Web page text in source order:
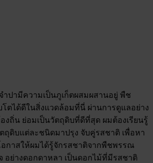
ำปามีความเป็นภูเก็ตผสมผสานอยู่ พืช
ตได้ดีในสิ่งแวดล้อมที่นี่ ผ่านการดูแลอย่าง
งถิ่น ย่อมเป็นวัตถุดิบที่ดีที่สุด ผมต้องเรียนรู้
ถุดิบแต่ละชนิดมาปรุง จับคู่รสชาติ เพื่อหา
อกาสให้ผมได้รู้จักรสชาติจากพืชพรรณ
อย่างดอกดาหลา เป็นดอกไม้ที่มีรสชาติ